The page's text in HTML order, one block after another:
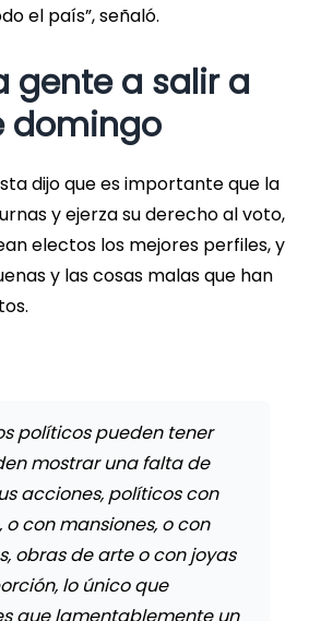
el país”, señaló.
gente a salir a
domingo
dijo que es importante que la
y ejerza su derecho al voto,
electos los mejores perfiles, y
y las cosas malas que han
políticos pueden tener
mostrar una falta de
acciones, políticos con
o con mansiones, o con
obras de arte o con joyas
lo único que